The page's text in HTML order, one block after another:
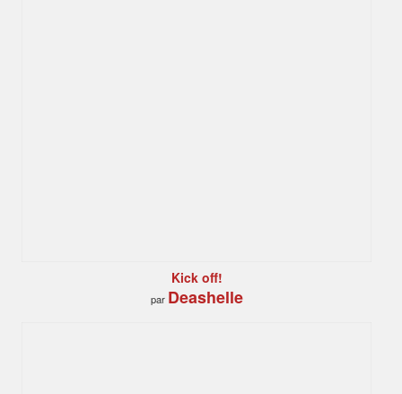
Kick off!
par Deashelle